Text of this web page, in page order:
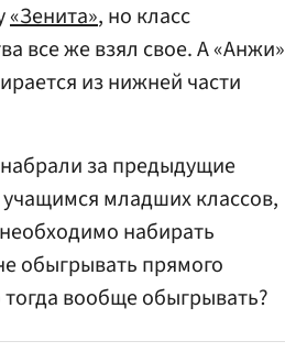
«Зенита», но класс
все же взял свое. А «Анжи»
из нижней части
за предыдущие
младших классов,
набирать
обыгрывать прямого
вообще обыгрывать?